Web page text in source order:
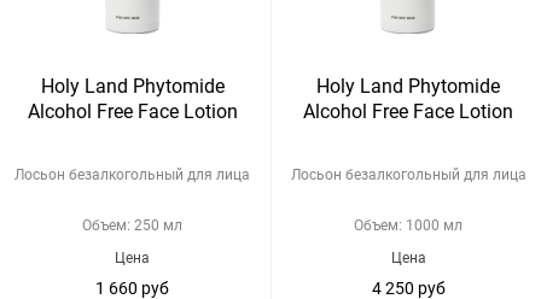
Holy Land Phytomide
Alcohol Free Face Lotion
Лосьон безалкогольный для лица
Объем: 250 мл
Цена
1 660 руб
Holy Land Phytomide
Alcohol Free Face Lotion
Лосьон безалкогольный для лица
Объем: 1000 мл
Цена
4 250 руб